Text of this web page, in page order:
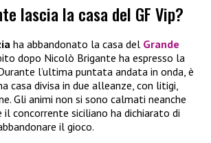
lascia la casa del GF Vip?
ha abbandonato la casa del Grande
dopo Nicolò Brigante ha espresso la
l’ultima puntata andata in onda, è
casa divisa in due alleanze, con litigi,
Gli animi non si sono calmati neanche
concorrente siciliano ha dichiarato di
il gioco.